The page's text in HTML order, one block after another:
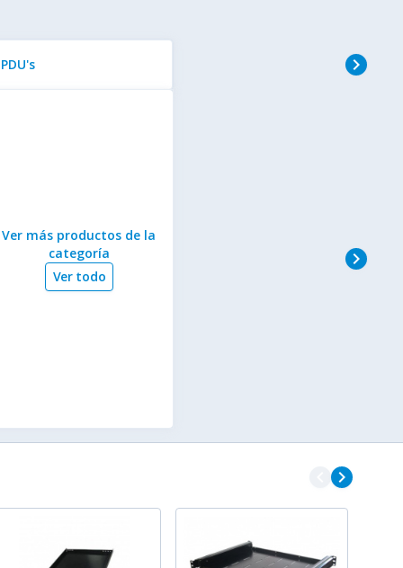
PDU's navigate_next
Ver más productos de la
categoría
Ver todo
navigate_next
navigate_beforenavigate_next